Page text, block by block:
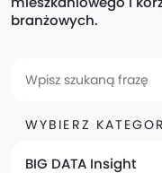
branżowych.
WYBIERZ
BIG DATA Insight